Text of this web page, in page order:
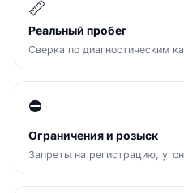
📏
Реальный пробег
Сверка по диагностическим
⛔
Ограничения и розыск
Запреты на регистрацию,